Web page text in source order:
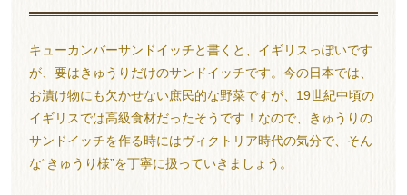
キューカンバーサンドイッチと書くと、イギリスっぽいです
が、要はきゅうりだけのサンドイッチです。今の日本では、
お漬け物にも欠かせない庶民的な野菜ですが、19世紀中頃の
イギリスでは高級食材だったそうです！なので、きゅうりの
サンドイッチを作る時にはヴィクトリア時代の気分で、そん
な“きゅうり様”を丁寧に扱っていきましょう。